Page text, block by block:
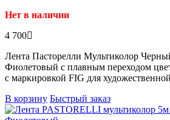
Нет в наличии
4 700
Лента Пасторелли Мультиколор
Фиолетовый с плавным переходом
с маркировкой FIG для
В корзину Быстрый заказ